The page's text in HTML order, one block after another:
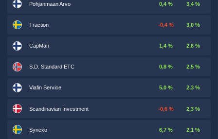
Pohjanmaan Arvo 0,4 % 3,4 %
Traction -0,4 % 3,0 %
CapMan 1,4 % 2,6 %
S.D. Standard ETC 0,8 % 2,5 %
Viafin Service 5,0 % 2,3 %
Scandinavian Investment -0,6 % 2,3 %
Synexo 6,7 % 2,1 %